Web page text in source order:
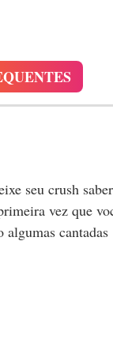
seu crush saber
vez que
cantadas